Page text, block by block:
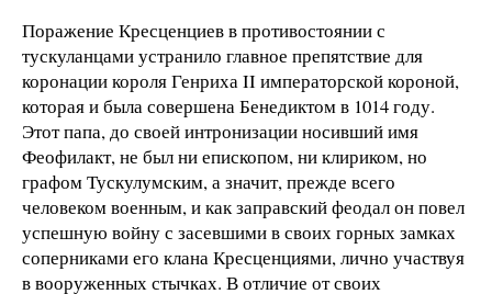
Поражение Кресценциев в противостоянии с
тускуланцами устранило главное препятствие для
коронации короля Генриха II императорской короной,
которая и была совершена Бенедиктом в 1014 году.
Этот папа, до своей интронизации носивший имя
Феофилакт, не был ни епископом, ни клириком, но
графом Тускулумским, а значит, прежде всего
человеком военным, и как заправский феодал он повел
успешную войну с засевшими в своих горных замках
соперниками его клана Кресценциями, лично участвуя
в вооруженных стычках. В отличие от своих